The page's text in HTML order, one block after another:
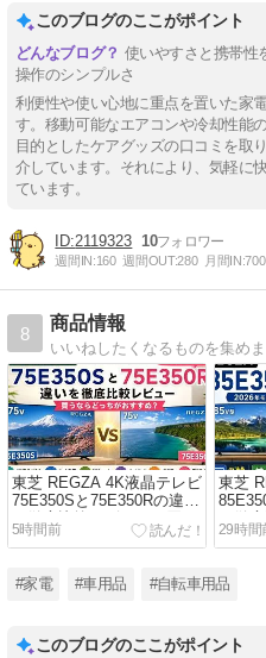
このブログのここがポイント
使いやすさと携帯性
操作のシンプルさ
利便性や使い心地に重点を置いた家
す。移動可能なエアコンや冷却性能
目的としたケアグッズの口コミを取
介しています。それにより、気軽に
ています。
2119323 10
週間IN:160 週間OUT:280 月間IN:700
8
商品情報
いいねしたくなるものを集めま
東芝 REGZA 4K液晶テレビ
75E350Sと75E350Rの違い
を徹底比較レビュー｜買う
ならどっちがおすすめ？
5時間前
東芝
を徹
なら
29時間
#家電 #車用品 #自転車用品
このブログのここがポイント